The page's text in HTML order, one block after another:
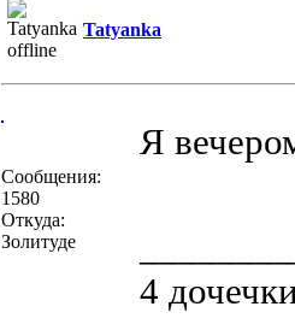
Tatyanka
Сообщения:
1580
Откуда:
Золитуде
Я
4